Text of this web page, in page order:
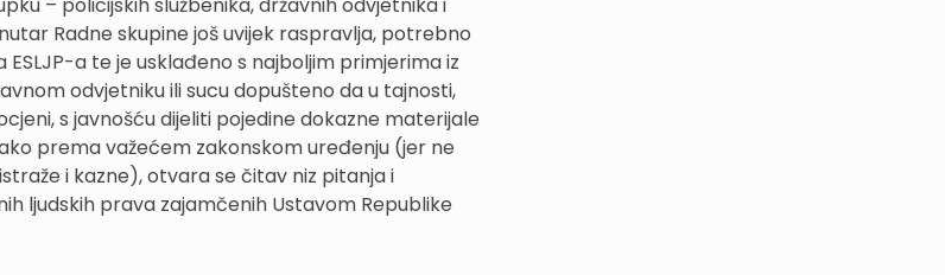
Radne skupine još uvijek raspravlja, potrebno
a te je usklađeno s najboljim primjerima iz
odvjetniku ili sucu dopušteno da u tajnosti,
s javnošću dijeliti pojedine dokazne materijale
prema važećem zakonskom uređenju (jer ne
i kazne), otvara se čitav niz pitanja i
ljudskih prava zajamčenih Ustavom Republike